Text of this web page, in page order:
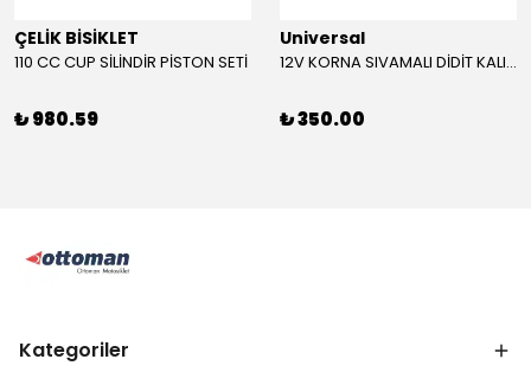
ÇELİK BİSİKLET
110 CC CUP SİLİNDİR PİSTON SETİ
₺ 980.59
Universal
12V KORNA SIVAMALI DİDİT KALIN SESLİ (KIRMIZI)
₺ 350.00
Kategoriler